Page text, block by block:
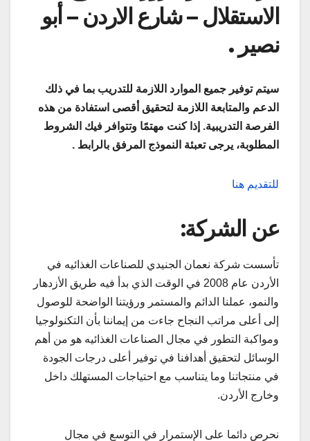
الاستقلال – شارع الاردن – أبو
نصير .
سيتم توفير جميع الموارد اللازمة للتدريب بما في ذلك
الدعم والمتابعة اللازمة لتحقيق أقصى استفادة من هذه
الفرصة التدريبية. إذا كنت مهتمًا وتتوافر فيك الشروط
المطلوبة، يرجى تعبئة النموذج المرفق بالرابط .
للتقديم هنا
عن الشركة:
تأسست شركة نعمان الجنيدي للصناعات الغذائيه في
الأردن عام 2008 في الوقت الذي بدأ فيه طريق الأزدهار
والنمو، عملنا الدائم والمستمر ورؤيتنا الواضحة للوصول
إلى أعلى مراتب النجاح جاءت من إيماننا بأن التكنولوجيا
ومواكبة التطور في مجال الصناعات الغذائيه هو من أهم
الوسائل لتحقيق أهدافنا في توفير أعلى درجات الجودة
في منتجاتنا وما يتناسب مع احتياجات المستهلك داخل
وخارج الأردن.
نحرص دائما على الإستمرار في التوسع في مجال